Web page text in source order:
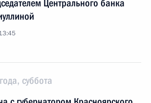
Центрального банка
суббота